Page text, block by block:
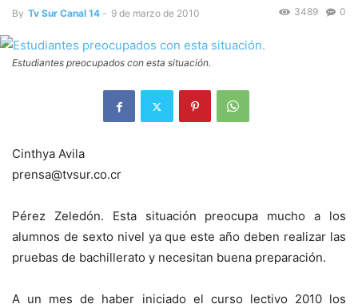
By Tv Sur Canal 14 - 9 de marzo de 2010 0
3489
Estudiantes preocupados con esta situación.
Cinthya Avila
prensa@tvsur.co.cr
Pérez Zeledón. Esta situación preocupa mucho a los
alumnos de sexto nivel ya que este año deben realizar las
pruebas de bachillerato y necesitan buena preparación.
A un mes de haber iniciado el curso lectivo 2010 los